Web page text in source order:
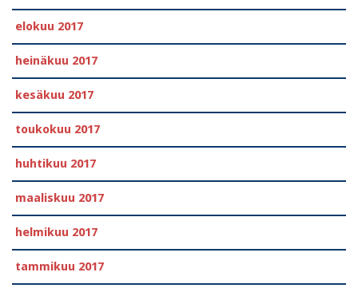
elokuu 2017
heinäkuu 2017
kesäkuu 2017
toukokuu 2017
huhtikuu 2017
maaliskuu 2017
helmikuu 2017
tammikuu 2017